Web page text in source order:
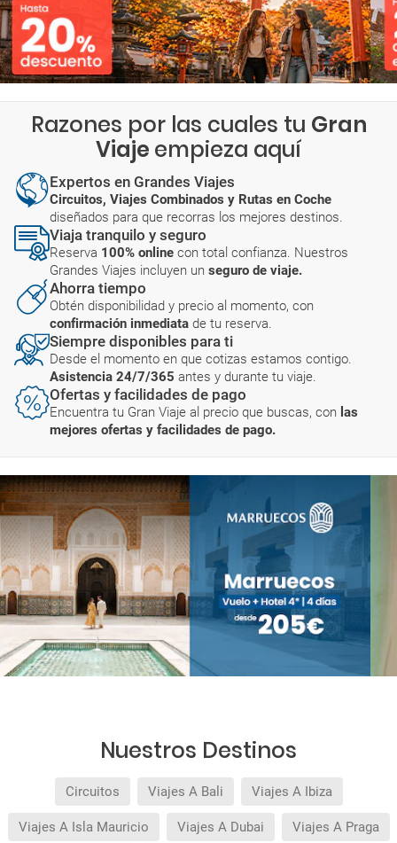
Razones por las cuales tu Gran
Viaje empieza aquí
Expertos en Grandes Viajes
Circuitos, Viajes Combinados y Rutas en Coche
diseñados para que recorras los mejores destinos.
Viaja tranquilo y seguro
Reserva 100% online con total confianza. Nuestros
Grandes Viajes incluyen un seguro de viaje.
Ahorra tiempo
Obtén disponibilidad y precio al momento, con
confirmación inmediata de tu reserva.
Siempre disponibles para ti
Desde el momento en que cotizas estamos contigo.
Asistencia 24/7/365 antes y durante tu viaje.
Ofertas y facilidades de pago
Encuentra tu Gran Viaje al precio que buscas, con las
mejores ofertas y facilidades de pago.
Nuestros Destinos
Circuitos Viajes A Bali Viajes A Ibiza
Viajes A Isla Mauricio Viajes A Dubai Viajes A Praga